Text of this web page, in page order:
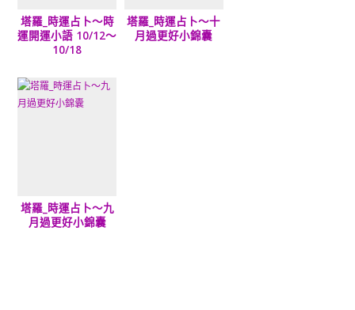
塔羅_時運占卜～時
運開運小語 10/12～
10/18
塔羅_時運占卜～十
月過更好小錦囊
塔羅_時運占卜～九
月過更好小錦囊